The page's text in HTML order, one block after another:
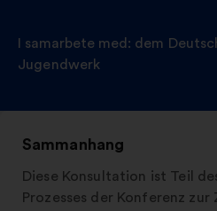
I samarbete med: dem
Jugendwerk
Sammanhang
Diese Konsultation ist Teil
Prozesses der Konferenz